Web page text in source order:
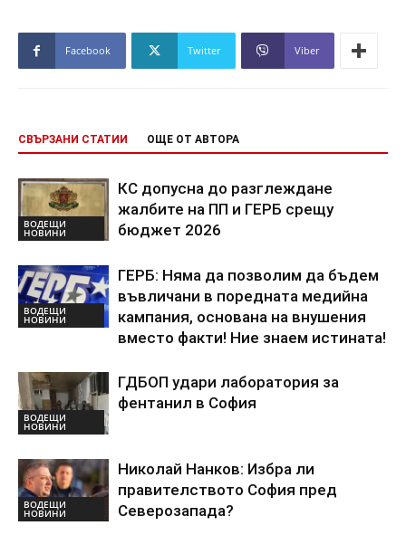
Facebook Twitter Viber
СВЪРЗАНИ СТАТИИ ОЩЕ ОТ АВТОРА
ВОДЕЩИ
НОВИНИ
КС допусна до разглеждане
жалбите на ПП и ГЕРБ срещу
бюджет 2026
ВОДЕЩИ
НОВИНИ
ГЕРБ: Няма да позволим да бъдем
въвличани в поредната медийна
кампания, основана на внушения
вместо факти! Ние знаем истината!
ВОДЕЩИ
НОВИНИ
ГДБОП удари лаборатория за
фентанил в София
ВОДЕЩИ
НОВИНИ
Николай Нанков: Избра ли
правителството София пред
Северозапада?